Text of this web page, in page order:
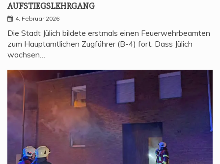
AUFSTIEGSLEHRGANG
4. Februar 2026
Die Stadt Jülich bildete erstmals einen Feuerwehrbeamten
zum Hauptamtlichen Zugführer (B-4) fort. Dass Jülich
wachsen…